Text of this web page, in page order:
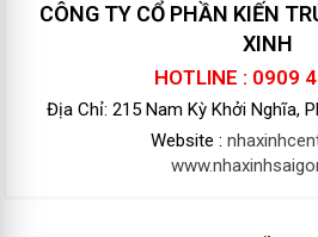
CÔNG TY CỔ PHẦN KIẾN
XINH
HOTLINE : 0909
Địa Chỉ: 215 Nam Kỳ Khởi Nghĩa,
Website :